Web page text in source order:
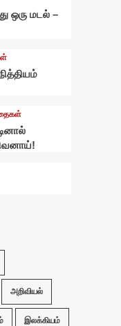
ஒரு மடல் –
அறிவியல்
இலக்கியம்